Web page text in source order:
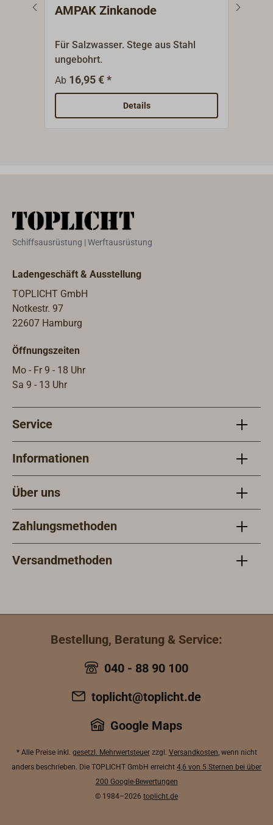
AMPAK Zinkanode
Für Salzwasser. Stege aus Stahl
ungebohrt.
Ab 16,95 € *
Details
Schiffsausrüstung | Werftausrüstung
Ladengeschäft & Ausstellung
TOPLICHT GmbH
Notkestr. 97
22607 Hamburg
Öffnungszeiten
Mo - Fr 9 - 18 Uhr
Sa 9 - 13 Uhr
Service
Informationen
Über uns
Zahlungsmethoden
Versandmethoden
Bestellung, Beratung & Service:
040 - 88 90 100
toplicht@toplicht.de
Google Maps
* Alle Preise inkl. gesetzl. Mehrwertsteuerzzgl. Versandkosten, wenn nicht
anders beschrieben. Die TOPLICHT GmbH erreicht 4,6 von 5 Sternen bei über
200 Google-Bewertungen
© 1984–2026 toplicht.de